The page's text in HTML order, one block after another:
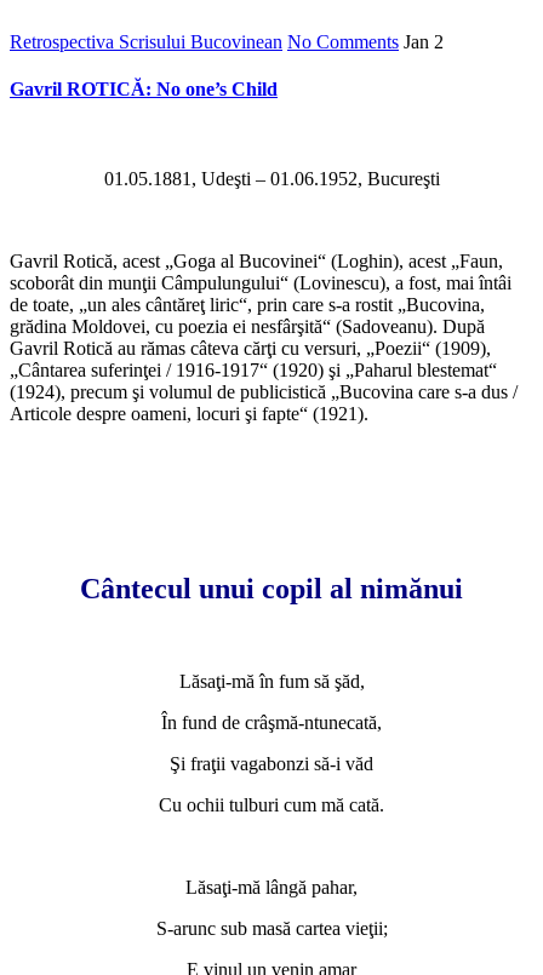
Retrospectiva Scrisului Bucovinean No Comments Jan 2
Gavril ROTICĂ: No one’s Child
01.05.1881, Udeşti – 01.06.1952, Bucureşti
Gavril Rotică, acest „Goga al Bucovinei“ (Loghin), acest „Faun,
scoborât din munţii Câmpulungului“ (Lovinescu), a fost, mai întâi
de toate, „un ales cântăreţ liric“, prin care s-a rostit „Bucovina,
grădina Moldovei, cu poezia ei nesfârşită“ (Sadoveanu). După
Gavril Rotică au rămas câteva cărţi cu versuri, „Poezii“ (1909),
„Cântarea suferinţei / 1916-1917“ (1920) şi „Paharul blestemat“
(1924), precum şi volumul de publicistică „Bucovina care s-a dus /
Articole despre oameni, locuri şi fapte“ (1921).
Cântecul unui copil al nimănui
Lăsaţi-mă în fum să şăd,
În fund de crâşmă-ntunecată,
Şi fraţii vagabonzi să-i văd
Cu ochii tulburi cum mă cată.
Lăsaţi-mă lângă pahar,
S-arunc sub masă cartea vieţii;
E vinul un venin amar